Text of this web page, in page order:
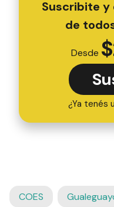
Suscribite y
de
Desde $
¿Ya tenés
COES